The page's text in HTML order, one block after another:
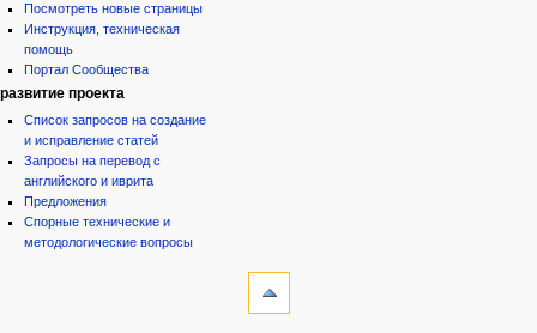
Посмотреть новые страницы
Инструкция, техническая
помощь
Портал Сообщества
развитие проекта
Список запросов на создание
и исправление статей
Запросы на перевод с
английского и иврита
Предложения
Спорные технические и
методологические вопросы